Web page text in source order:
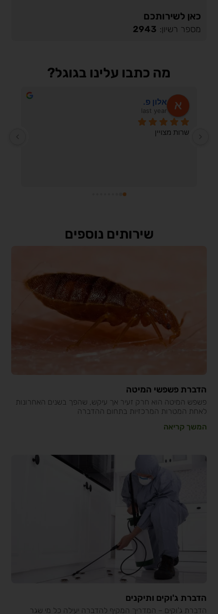
כאן לשירותכם
מספר רשיון:
מה כתבו עלינו בגוגל?
Daria K.
last year
שירותים נוספים
הדברת פשפשי המיטה
פשפש המיטה הוא חרק זעיר אך עיקש, שהפך בשנים האחרונות
לאחת המטרות המרכזיות בתחום ההדברה
המשך קריאה
הדברת ג'וקים ותיקנים
הדברת ג'וקים – המדריך המקיף להדברה יעילה כל מי שגר